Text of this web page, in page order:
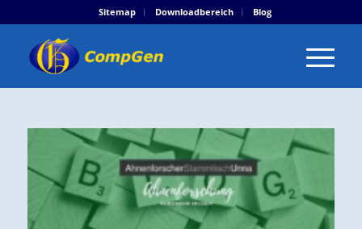
Sitemap Downloadbereich Blog